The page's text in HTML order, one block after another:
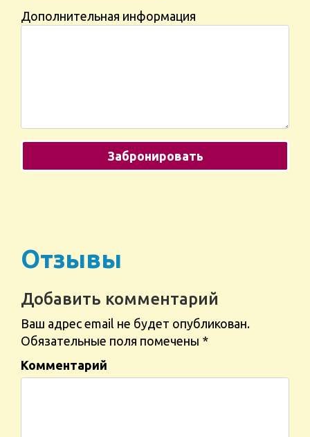
Дополнительная информация
Отзывы
Добавить комментарий
Ваш адрес email не будет опубликован.
Обязательные поля помечены *
Комментарий